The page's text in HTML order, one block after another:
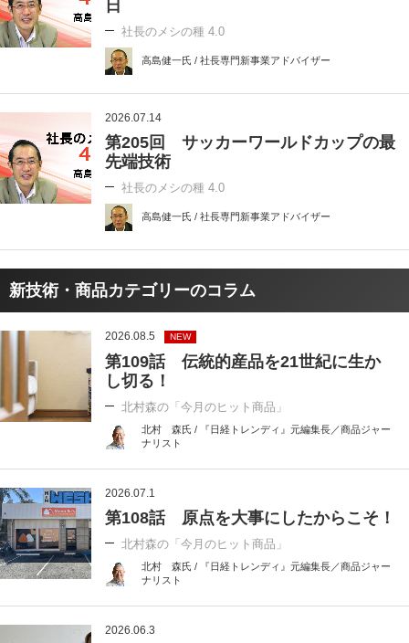
日
社長のメシの種 4.0
高島健一氏 / 社長専門新事業アドバイザー
2026.07.14
第205回 サッカーワールドカップの最
先端技術
社長のメシの種 4.0
高島健一氏 / 社長専門新事業アドバイザー
新技術・商品カテゴリーのコラム
2026.08.5 NEW
第109話 伝統的産品を21世紀に生か
し切る！
北村森の「今月のヒット商品」
北村 森氏 / 『日経トレンディ』元編集長／商品ジャー
ナリスト
2026.07.1
第108話 原点を大事にしたからこそ！
北村森の「今月のヒット商品」
北村 森氏 / 『日経トレンディ』元編集長／商品ジャー
ナリスト
2026.06.3